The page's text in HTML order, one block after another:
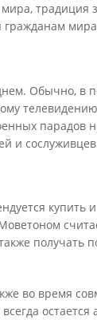
традиция
гражданам
Обычно, в
парадов
и
купить
получать
во время